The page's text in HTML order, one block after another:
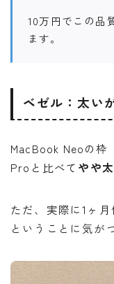
10万円でこの品
ます。
ベゼル：太い
MacBook Neoの枠
Proと比べて やや
ただ、実際に1ヶ月
ということに気が